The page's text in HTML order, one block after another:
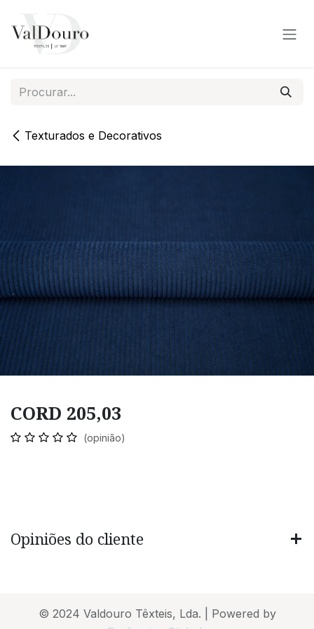
Texturados e Decorativos
CORD 205,03
(opinião)
Opiniões do cliente
© 2024 Valdouro Têxteis, Lda. | Powered by